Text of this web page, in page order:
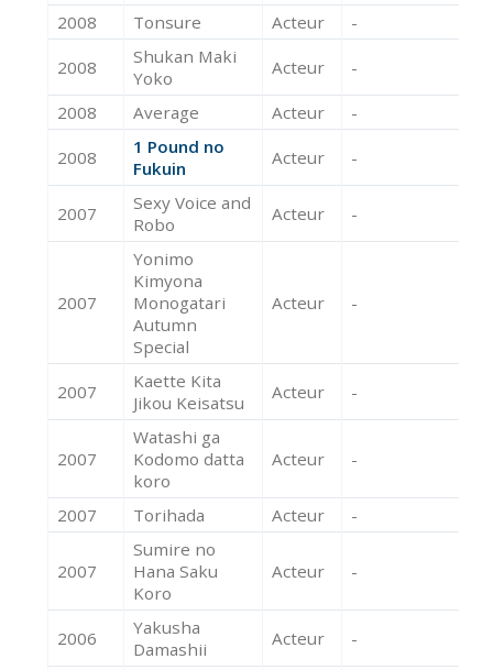
2008 Tonsure Acteur -
2008
Shukan Maki
Yoko
Acteur -
2008 Average Acteur -
2008
1 Pound no
Fukuin
Acteur -
2007
Sexy Voice and
Robo
Acteur -
2007
Yonimo
Kimyona
Monogatari
Autumn
Special
Acteur -
2007
Kaette Kita
Jikou Keisatsu
Acteur -
2007
Watashi ga
Kodomo datta
koro
Acteur -
2007 Torihada Acteur -
2007
Sumire no
Hana Saku
Koro
Acteur -
2006
Yakusha
Damashii
Acteur -